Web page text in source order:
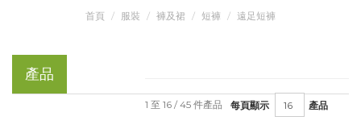
首頁 服裝 褲及裙 短褲 遠足短褲
產品
每頁顯示 產品
1 至 16 / 45 件產品